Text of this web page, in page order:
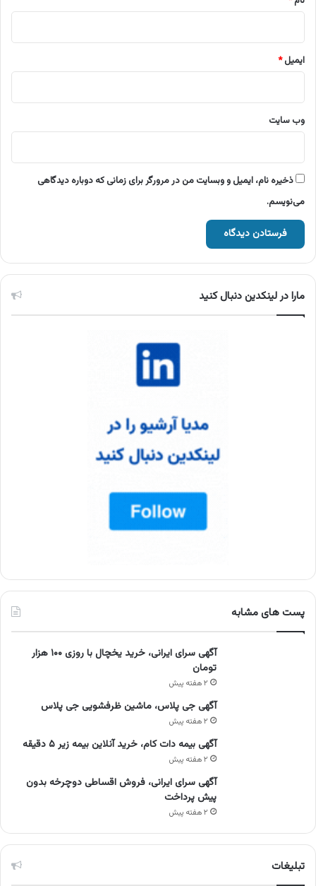
ایمیل*
وب‌ سایت
ذخیره نام، ایمیل و وبسایت من در مرورگر برای زمانی که دوباره دیدگاهی
می‌نویسم.
مارا در لینکدین دنبال کنید
پست های مشابه
آگهی سرای ایرانی، خرید یخچال با روزی ۱۰۰ هزار
تومان
۲ هفته پیش
آگهی جی پلاس، ماشین ظرفشویی جی پلاس
۲ هفته پیش
آگهی بیمه دات کام، خرید آنلاین بیمه زیر ۵ دقیقه
۲ هفته پیش
آگهی سرای ایرانی، فروش اقساطی دوچرخه بدون
پیش پرداخت
۲ هفته پیش
تبلیغات